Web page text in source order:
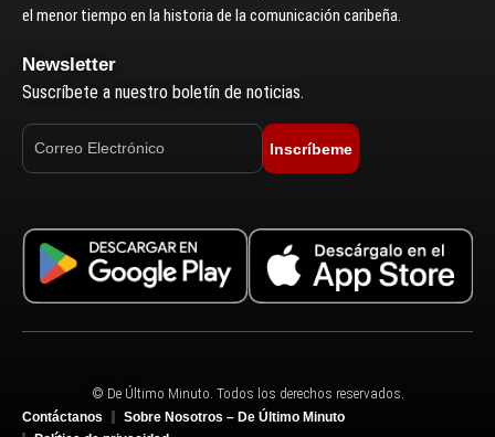
el menor tiempo en la historia de la comunicación caribeña.
Newsletter
Suscríbete a nuestro boletín de noticias.
Inscríbeme
© De Último Minuto. Todos los derechos reservados.
Contáctanos
Sobre Nosotros – De Último Minuto